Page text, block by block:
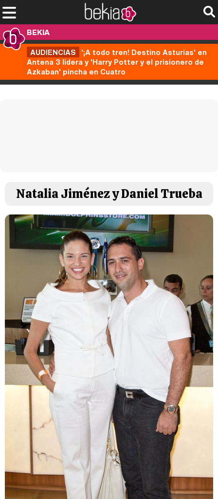
BEKIA
AUDIENCIAS '¡A todo tren! Destino Asturias' en
Antena 3 lidera y 'Harry Potter y el prisionero de
Azkaban' pincha en Cuatro
Natalia Jiménez y Daniel Trueba